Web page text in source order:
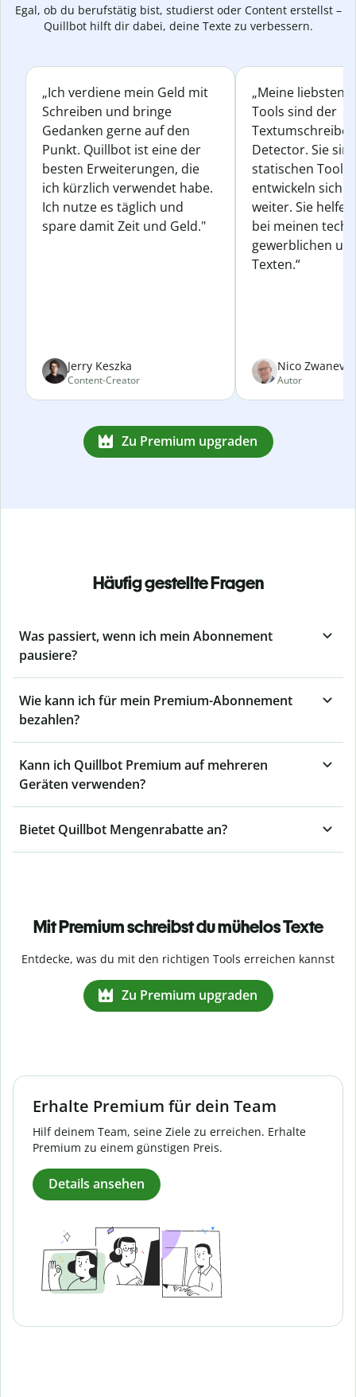
Egal, ob du berufstätig bist, studierst oder Content erstellst –
Quillbot hilft dir dabei, deine Texte zu verbessern.
„Ich verdiene mein Geld mit
Schreiben und bringe
Gedanken gerne auf den
Punkt. Quillbot ist eine der
besten Erweiterungen, die
ich kürzlich verwendet habe.
Ich nutze es täglich und
spare damit Zeit und Geld."
Jerry Keszka
Content-Creator
„Meine liebsten
Tools sind der
Detector. Sie
statischen
entwickeln sich
weiter. Sie
bei meinen
gewerblichen
Texten.“
Nico
Autor
Zu Premium upgraden
Häufig gestellte Fragen
Was passiert, wenn ich mein Abonnement
pausiere?
Wie kann ich für mein Premium-Abonnement
bezahlen?
Kann ich Quillbot Premium auf mehreren
Geräten verwenden?
Bietet Quillbot Mengenrabatte an?
Mit Premium schreibst du mühelos Texte
Entdecke, was du mit den richtigen Tools erreichen kannst
Zu Premium upgraden
Erhalte Premium für dein Team
Hilf deinem Team, seine Ziele zu erreichen. Erhalte
Premium zu einem günstigen Preis.
Details ansehen